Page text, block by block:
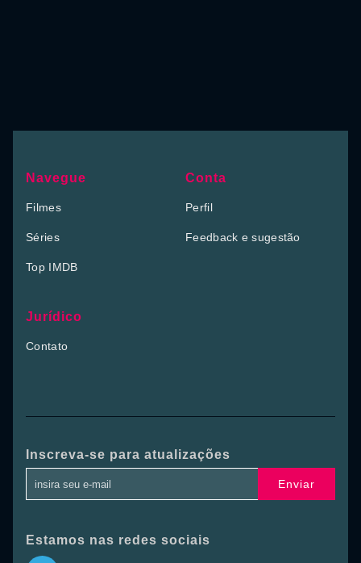
Navegue
Filmes
Séries
Top IMDB
Conta
Perfil
Feedback e sugestão
Jurídico
Contato
Inscreva-se para atualizações
Enviar
Estamos nas redes sociais